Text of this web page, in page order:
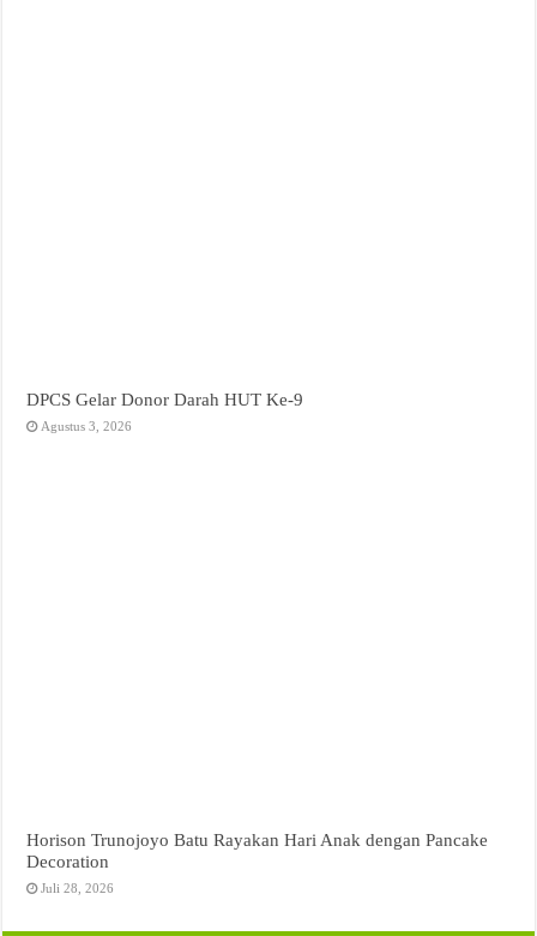
DPCS Gelar Donor Darah HUT Ke-9
Agustus 3, 2026
Horison Trunojoyo Batu Rayakan Hari Anak dengan Pancake
Decoration
Juli 28, 2026